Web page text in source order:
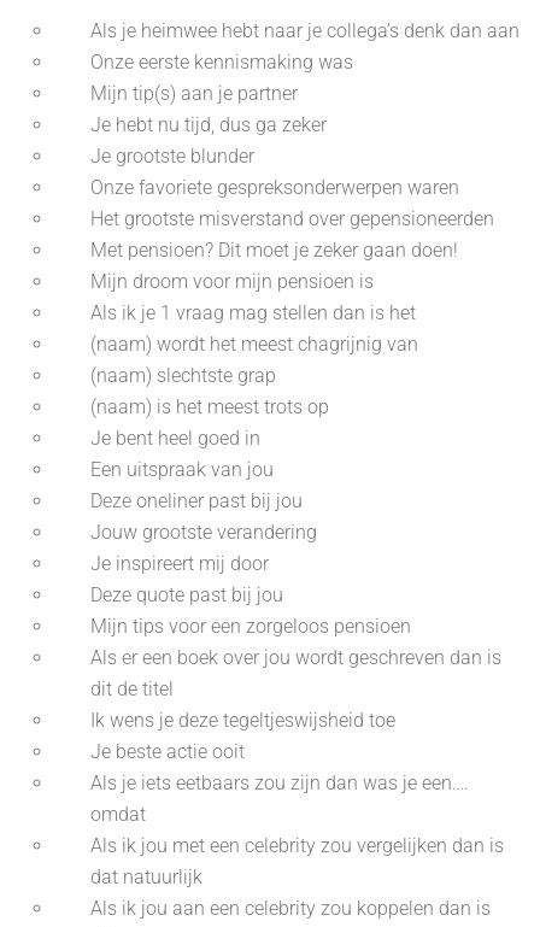
Als je heimwee hebt naar je collega’s denk dan aan
Onze eerste kennismaking was
Mijn tip(s) aan je partner
Je hebt nu tijd, dus ga zeker
Je grootste blunder
Onze favoriete gespreksonderwerpen waren
Het grootste misverstand over gepensioneerden
Met pensioen? Dit moet je zeker gaan doen!
Mijn droom voor mijn pensioen is
Als ik je 1 vraag mag stellen dan is het
(naam) wordt het meest chagrijnig van
(naam) slechtste grap
(naam) is het meest trots op
Je bent heel goed in
Een uitspraak van jou
Deze oneliner past bij jou
Jouw grootste verandering
Je inspireert mij door
Deze quote past bij jou
Mijn tips voor een zorgeloos pensioen
Als er een boek over jou wordt geschreven dan is
dit de titel
Ik wens je deze tegeltjeswijsheid toe
Je beste actie ooit
Als je iets eetbaars zou zijn dan was je een….
omdat
Als ik jou met een celebrity zou vergelijken dan is
dat natuurlijk
Als ik jou aan een celebrity zou koppelen dan is